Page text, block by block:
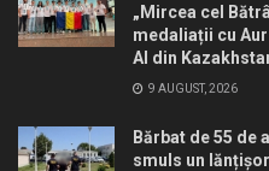
„Mircea cel
medaliații cu
AI din
9 AUGUST, 2026
Bărbat de 55 de
smuls un